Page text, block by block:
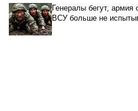
Генералы бегут, армия
ВСУ больше не